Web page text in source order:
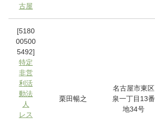
古屋
[5180
00500
5492]
特定
非営
利活
動法
人
レス
栗田暢之
名古屋市東区
泉一丁目13番
地34号